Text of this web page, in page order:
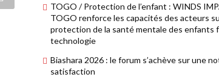
TOGO / Protection de l’enfant : WINDS
TOGO renforce les capacités des acteurs
protection de la santé mentale des enfants
technologie
Biashara 2026 : le forum s’achève sur une
satisfaction